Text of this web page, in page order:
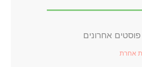
פוסטים אחרונים
אחרת